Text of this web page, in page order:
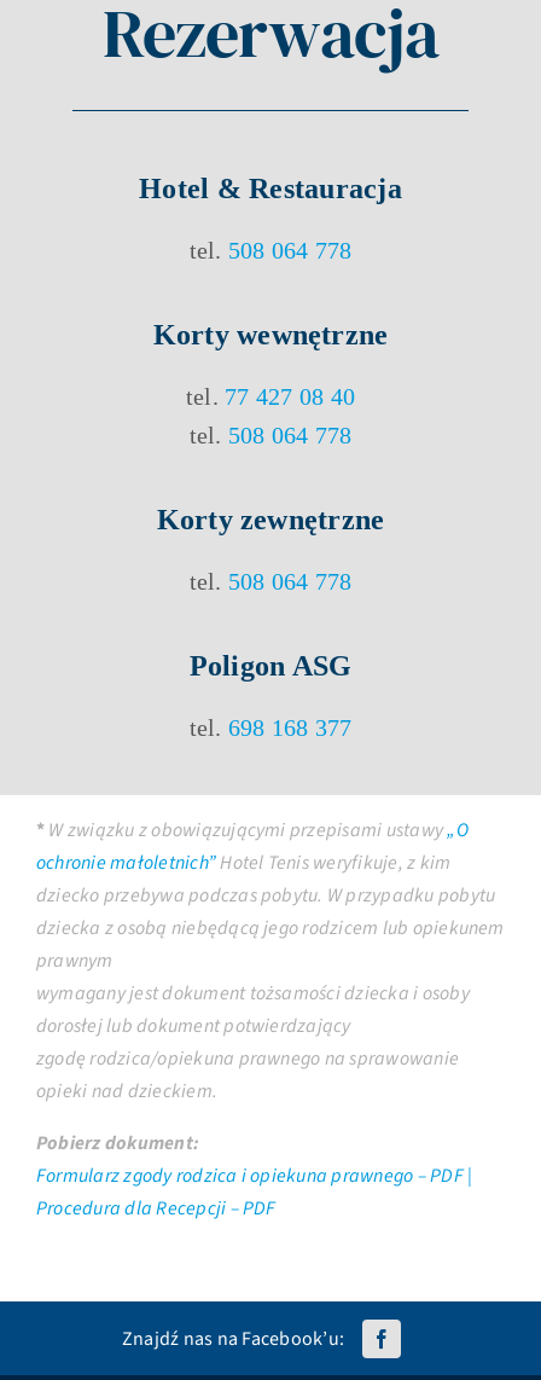
Rezerwacja
Hotel & Restauracja
tel. 508 064 778
Kortywewnętrzne
tel. 77 427 08 40
tel. 508 064 778
Korty zewnętrzne
tel. 508 064 778
Poligon ASG
tel. 698 168 377
*W związku z obowiązującymi przepisami ustawy„O
ochronie małoletnich”Hotel Tenis weryfikuje, z kim
dziecko przebywa podczas pobytu. W przypadku pobytu
dziecka z osobą niebędącą jego rodzicem lub opiekunem
prawnym
wymagany jest dokument tożsamości dziecka i osoby
dorosłej lub dokument potwierdzający
zgodę rodzica/opiekuna prawnego na sprawowanie
opieki nad dzieckiem.
Pobierz dokument:
Formularz zgody rodzica i opiekuna prawnego – PDF |
Procedura dla Recepcji – PDF
Znajdź nas na Facebook’u: